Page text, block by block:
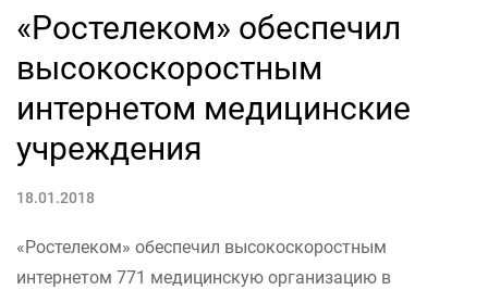
«Ростелеком» обеспечил
высокоскоростным
интернетом медицинские
учреждения
18.01.2018
«Ростелеком» обеспечил высокоскоростным
интернетом 771 медицинскую организацию в